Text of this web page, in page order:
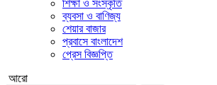
শিক্ষা ও সংস্কৃতি
ব্যবসা ও বাণিজ্য
শেয়ার বাজার
প্রবাসে বাংলাদেশ
প্রেস বিজ্ঞপ্তি
আরো